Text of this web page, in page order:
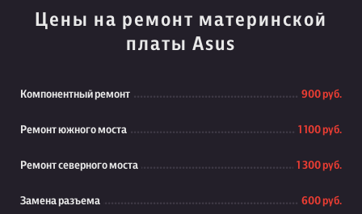
Цены на ремонт материнской
платы Asus
Компонентный ремонт 900 руб.
Ремонт южного моста 1 100 руб.
Ремонт северного моста 1 300 руб.
Замена разъема 600 руб.